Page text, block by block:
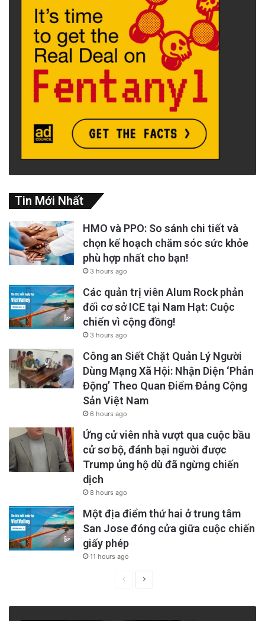
Tin Mới Nhất
HMO và PPO: So sánh chi tiết và
chọn kế hoạch chăm sóc sức khỏe
phù hợp nhất cho bạn!
3 hours ago
Các quản trị viên Alum Rock phản
đối cơ sở ICE tại Nam Hạt: Cuộc
chiến vì cộng đồng!
3 hours ago
Công an Siết Chặt Quản Lý Người
Dùng Mạng Xã Hội: Nhận Diện ‘Phản
Động’ Theo Quan Điểm Đảng Cộng
Sản Việt Nam
6 hours ago
Ứng cử viên nhà vượt qua cuộc bầu
cử sơ bộ, đánh bại người được
Trump ủng hộ dù đã ngừng chiến
dịch
8 hours ago
Một địa điểm thứ hai ở trung tâm
San Jose đóng cửa giữa cuộc chiến
giấy phép
11 hours ago
PreviousNext